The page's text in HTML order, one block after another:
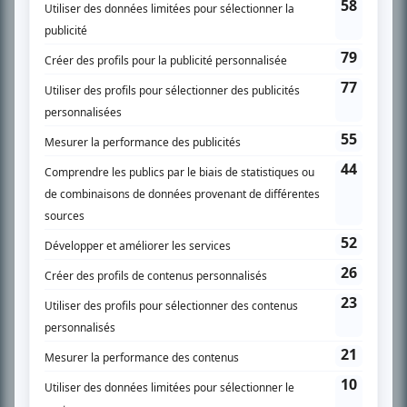
l’actualité télévisuelle au 98,5.
En savoir plus »
PLAN DU SITE
Accueil
Liste des oeuvres
Recherche avancée
À propos